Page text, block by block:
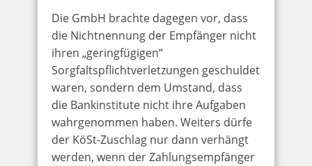
Die GmbH brachte dagegen vor, dass
die Nichtnennung der Empfänger nicht
ihren „geringfügigen“
Sorgfaltspflichtverletzungen geschuldet
waren, sondern dem Umstand, dass
die Bankinstitute nicht ihre Aufgaben
wahrgenommen haben. Weiters dürfe
der KöSt-Zuschlag nur dann verhängt
werden, wenn der Zahlungsempfänger